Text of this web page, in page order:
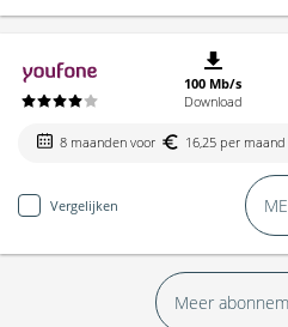
100 Mb/s
Download
8 maanden voor 16,25 per maand
Vergelijken
Meer